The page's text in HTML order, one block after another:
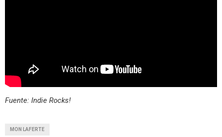
Fuente: Indie Rocks!
MON LAFERTE